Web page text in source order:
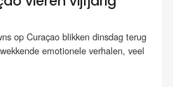
op Curaçao blikken dinsdag terug
emotionele verhalen, veel